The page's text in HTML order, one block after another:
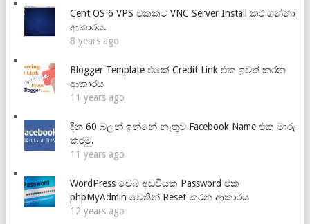
Cent OS 6 VPS එකකට VNC Server Install කර ගන්නා
ආකාරය.
8 years ago
Blogger Template එකේ Credit Link එක ඉවත් කරන
ආකාරය
11 years ago
දින 60 බලන් ඉන්නේ නැතුව Facebook Name එක මාරු
කරමු.
11 years ago
WordPress වෙබ් අඩවියක Password එක
phpMyAdmin වෙතින් Reset කරන ආකාරය
12 years ago